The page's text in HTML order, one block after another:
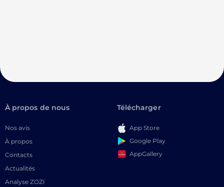
À propos de nous
Nos avis
À propos
Contacts
Actualités
Analyse ZOZI
Télécharger
App Store
Google Play
AppGallery